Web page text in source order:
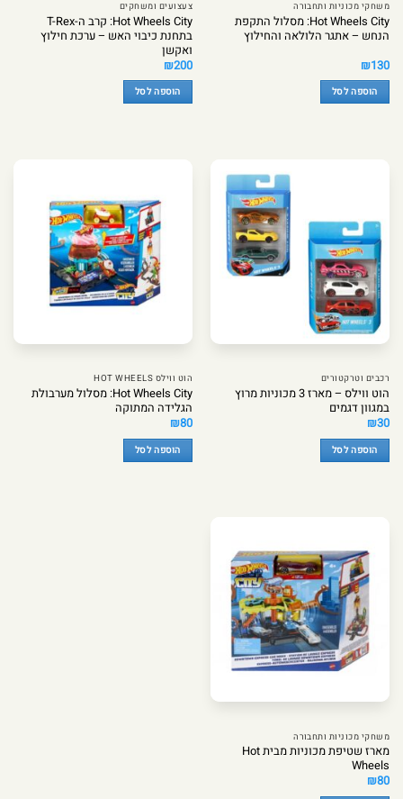
משחקי מכוניות ותחבורה
Hot Wheels City: מסלול התקפת
הנחש – אתגר הלולאה והחילוץ
₪130
הוספה לסל
צעצועים ומשחקים
Hot Wheels City: קרב ה-T-Rex
בתחנת כיבוי האש – ערכת חילוץ
ואקשן
₪200
הוספה לסל
רכבים וטרקטורים
הוט ווילס – מארז 3 מכוניות מרוץ
במגוון דגמים
₪30
הוספה לסל
הוט ווילס HOT WHEELS
Hot Wheels City: מסלול מערבולת
הגלידה המתוקה
₪80
הוספה לסל
משחקי מכוניות ותחבורה
מארז שטיפת מכוניות מבית Hot
Wheels
₪80